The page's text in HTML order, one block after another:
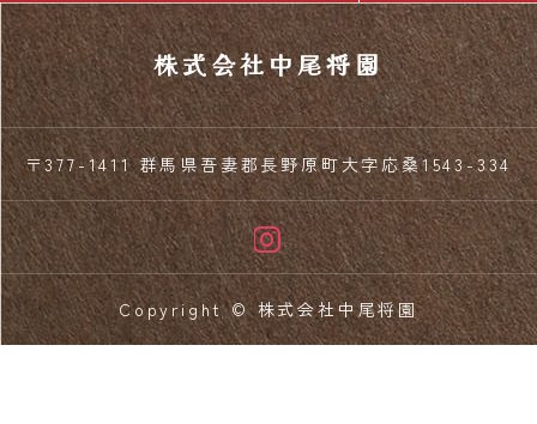
株式会社中尾将園
〒377-1411 群馬県吾妻郡長野原町大字応桑1543-334
Copyright © 株式会社中尾将園